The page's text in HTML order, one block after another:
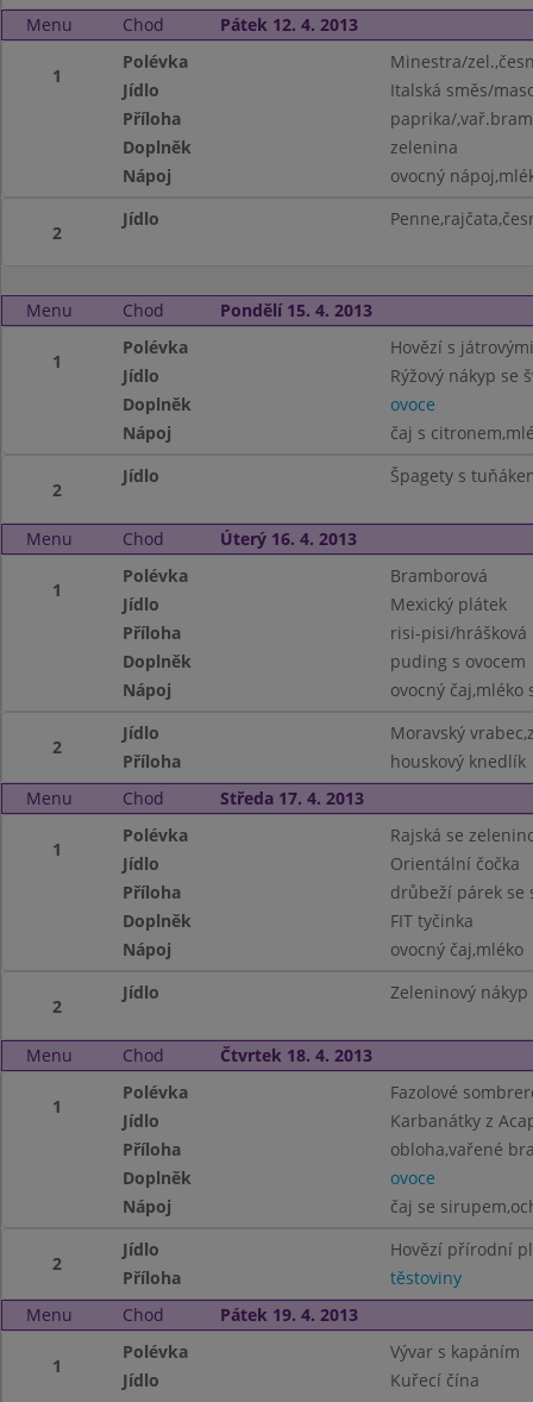
Menu
Chod Pátek 12. 4. 2013
1
Polévka
Minestra/
Jídlo
Italská směs/
Příloha
paprika/
Doplněk
zelenina
Nápoj
ovocný
2
Jídlo
Menu Chod Pondělí 15. 4. 2013
1
Polévka
Hovězí s
Jídlo
Rýžový nákyp se
Doplněk
ovoce
Nápoj
čaj s
2
Jídlo Špagety s
Menu Chod Úterý 16. 4. 2013
1
Polévka
Bramborová
Jídlo
Mexický plátek
Příloha
risi-pisi/hrášková
Doplněk
puding s ovocem
Nápoj
ovocný čaj,mléko
2
Jídlo
Moravský
Příloha
houskový knedlík
Menu
Chod Středa 17. 4. 2013
1
Polévka
Rajská se
Jídlo
Orientální čočka
Příloha
drůbeží párek se
Doplněk
FIT tyčinka
Nápoj
ovocný čaj,mléko
2
Jídlo Zeleninový nákyp
Menu Chod Čtvrtek 18. 4. 2013
1
Polévka
Fazolové
Jídlo
Karbanátky z
Příloha
obloha,vařené
Doplněk
ovoce
Nápoj
čaj se
2
Jídlo
Hovězí přírodní
Příloha
těstoviny
Menu
Chod Pátek 19. 4. 2013
1
Polévka
Vývar s kapáním
Jídlo
Kuřecí čína